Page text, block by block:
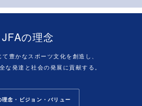
JFAの理念
豊かなスポーツ文化を創造し、
な発達と社会の発展に貢献する。
念・ビジョン・バリュー